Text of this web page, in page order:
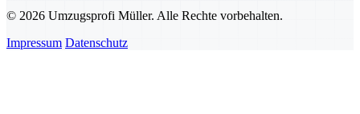
© 2026 Umzugsprofi Müller. Alle Rechte vorbehalten.
Impressum Datenschutz